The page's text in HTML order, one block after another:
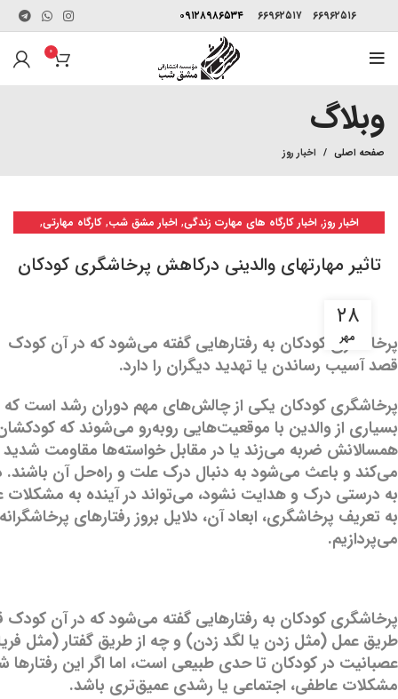
۶۶۹۶۲۵۱۶ ۶۶۹۶۲۵۱۷ ۰۹۱۲۸۹۸۶۵۳۴
۰
وبلاگ
صفحه اصلی اخبار روز
اخبار روز, اخبار کارگاه های مهارت زندگی, اخبار مشق شب,کارگاه مهارتی,
تاثیر مهارتهای والدینی درکاهش پرخاشگری کودکان
۲۸
مهر
پرخاشگری کودکان به رفتارهایی گفته می‌شود که در آن کودک
قصد آسیب رساندن یا تهدید دیگران را دارد.
پرخاشگری کودکان یکی از چالش‌های مهم دوران رشد است که
بسیاری از والدین با موقعیت‌هایی روبه‌رو می‌شوند که
همسالانش ضربه می‌زند یا در مقابل خواسته‌ها مقاومت شدید
می‌کند و باعث می‌شود به دنبال درک علت و راه‌حل آن باشند.
به درستی درک و هدایت نشود، می‌تواند در آینده به
به تعریف پرخاشگری، ابعاد آن، دلایل بروز رفتارهای
می‌پردازیم.
پرخاشگری کودکان به رفتارهایی گفته می‌شود که در آن کودک
طریق عمل (مثل زدن یا لگد زدن) و چه از طریق گفتار (مثل
عصبانیت در کودکان تا حدی طبیعی است، اما اگر این رفتارها
مشکلات عاطفی، اجتماعی یا رشدی عمیق‌تری باشد.